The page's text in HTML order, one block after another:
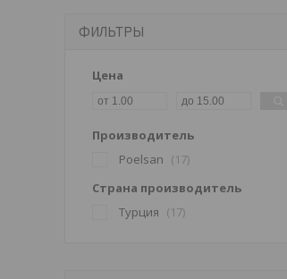
ФИЛЬТРЫ
Цена
Производитель
Poelsan
17
Страна производитель
Турция
17